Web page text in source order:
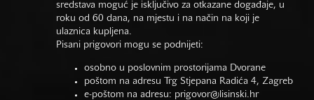
sredstava moguć je isključivo za otkazane događaje, u
roku od 60 dana, na mjestu i na način na koji je
ulaznica kupljena.
Pisani prigovori mogu se podnijeti:
osobno u poslovnim prostorijama Dvorane
poštom na adresu Trg Stjepana Radića 4, Zagreb
e-poštom na adresu: prigovor@lisinski.hr